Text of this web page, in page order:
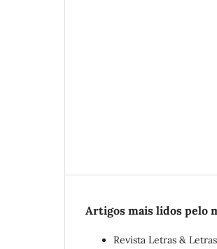
Artigos mais lidos pelo
Revista Letras &